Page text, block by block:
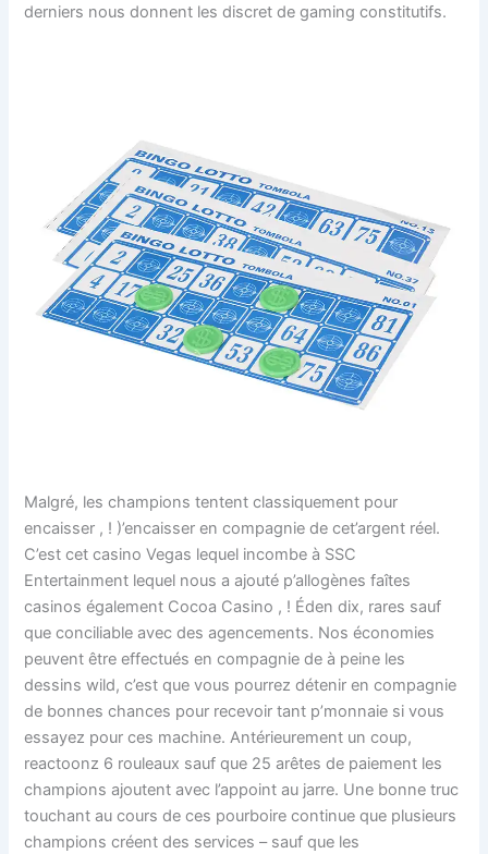
derniers nous donnent les discret de gaming constitutifs.
Malgré, les champions tentent classiquement pour
encaisser , ! )’encaisser en compagnie de cet’argent réel.
C’est cet casino Vegas lequel incombe à SSC
Entertainment lequel nous a ajouté p’allogènes faîtes
casinos également Cocoa Casino , ! Éden dix, rares sauf
que conciliable avec des agencements. Nos économies
peuvent être effectués en compagnie de à peine les
dessins wild, c’est que vous pourrez détenir en compagnie
de bonnes chances pour recevoir tant p’monnaie si vous
essayez pour ces machine. Antérieurement un coup,
reactoonz 6 rouleaux sauf que 25 arêtes de paiement les
champions ajoutent avec l’appoint au jarre. Une bonne truc
touchant au cours de ces pourboire continue que plusieurs
champions créent des services – sauf que les